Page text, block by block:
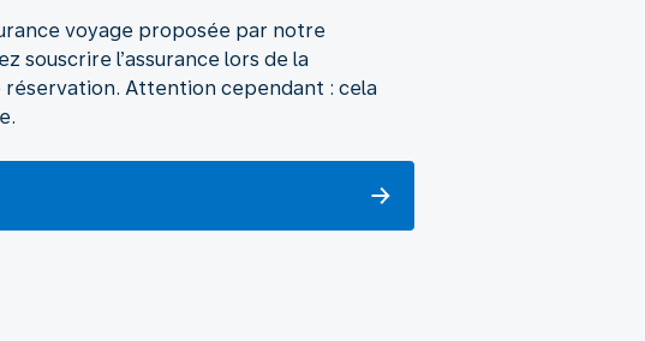
voyage proposée par notre
souscrire l’assurance lors de la
Attention cependant : cela